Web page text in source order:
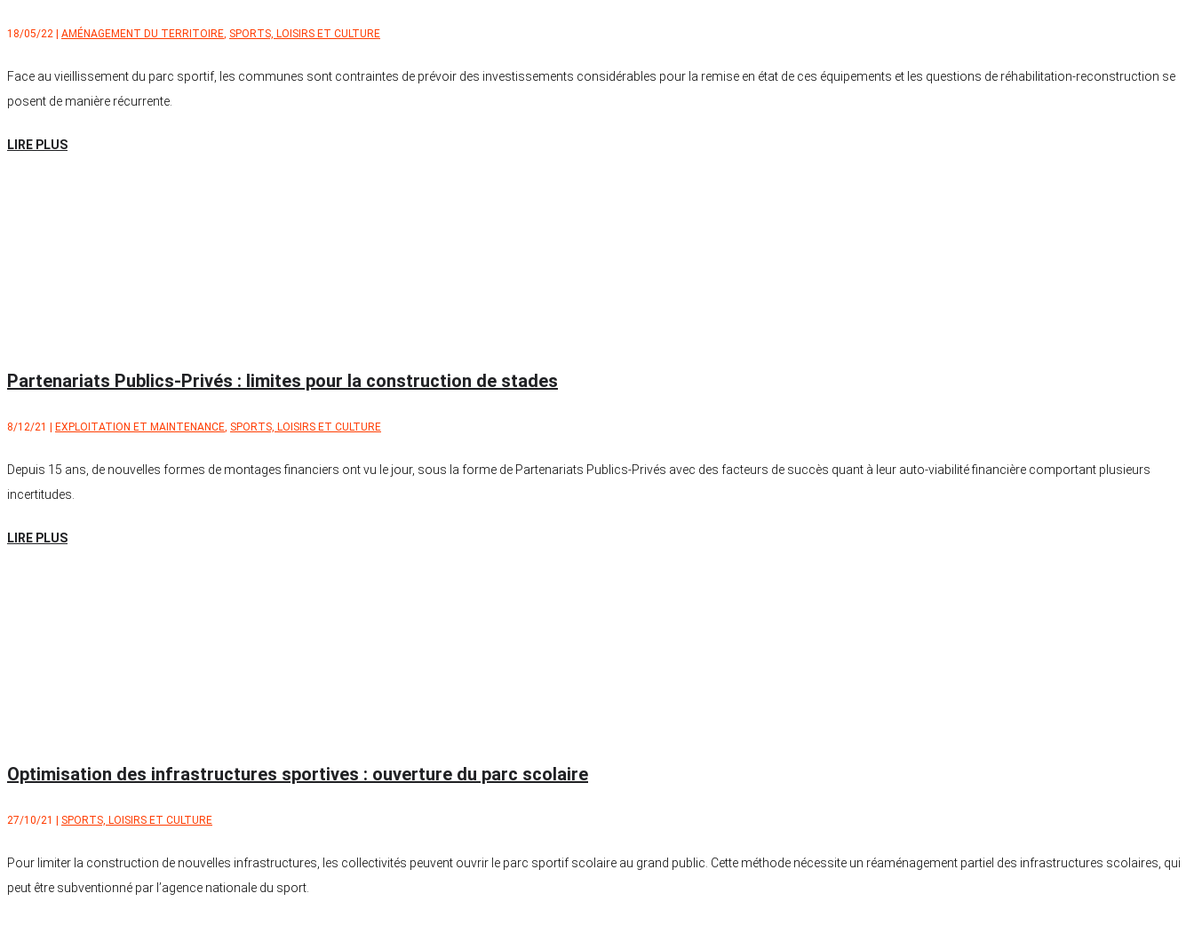
18/05/22 | AMÉNAGEMENT DU TERRITOIRE SPORTS, LOISIRS ET CULTURE
Face au vieillissement du parc sportif, les communes sont contraintes de prévoir des investissements considérables pour la remise en état de ces équipements et les questions de réhabilitation-reconstruction se
posent de manière récurrente.
LIRE PLUS
Partenariats Publics-Privés : limites pour la construction de stades
8/12/21 | EXPLOITATION ET MAINTENANCE SPORTS, LOISIRS ET CULTURE
Depuis 15 ans, de nouvelles formes de montages financiers ont vu le jour, sous la forme de Partenariats Publics-Privés avec des facteurs de succès quant à leur auto-viabilité financière comportant plusieurs
incertitudes.
LIRE PLUS
Optimisation des infrastructures sportives : ouverture du parc scolaire
27/10/21 | SPORTS, LOISIRS ET CULTURE
Pour limiter la construction de nouvelles infrastructures, les collectivités peuvent ouvrir le parc sportif scolaire au grand public. Cette méthode nécessite un réaménagement partiel des infrastructures scolaires, qui
peut être subventionné par l’agence nationale du sport.